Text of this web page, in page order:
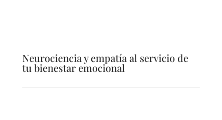
Neurociencia y empatía al servicio de
tu bienestar emocional